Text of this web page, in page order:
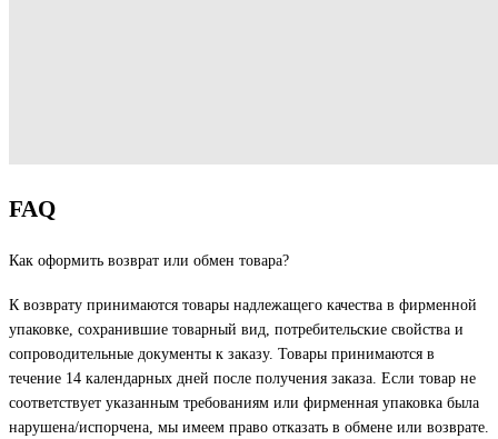
FAQ
Как оформить возврат или обмен товара?
К возврату принимаются товары надлежащего качества в фирменной
упаковке, сохранившие товарный вид, потребительские свойства и
сопроводительные документы к заказу. Товары принимаются в
течение 14 календарных дней после получения заказа. Если товар не
соответствует указанным требованиям или фирменная упаковка была
нарушена/испорчена, мы имеем право отказать в обмене или возврате.